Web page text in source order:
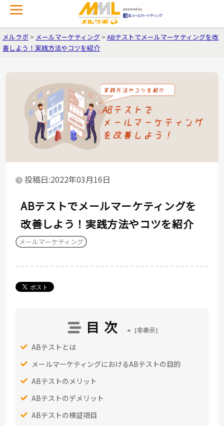
メルラボ > メールマーケティング >ABテストでメールマーケティングを改
善しよう！実践方法やコツを紹介
投稿日:2022年03月16日
ABテストでメールマーケティングを
改善しよう！実践方法やコツを紹介
メールマーケティング
目次
ABテストとは
メールマーケティングにおけるABテストの目的
ABテストのメリット
ABテストのデメリット
ABテストの検証項目